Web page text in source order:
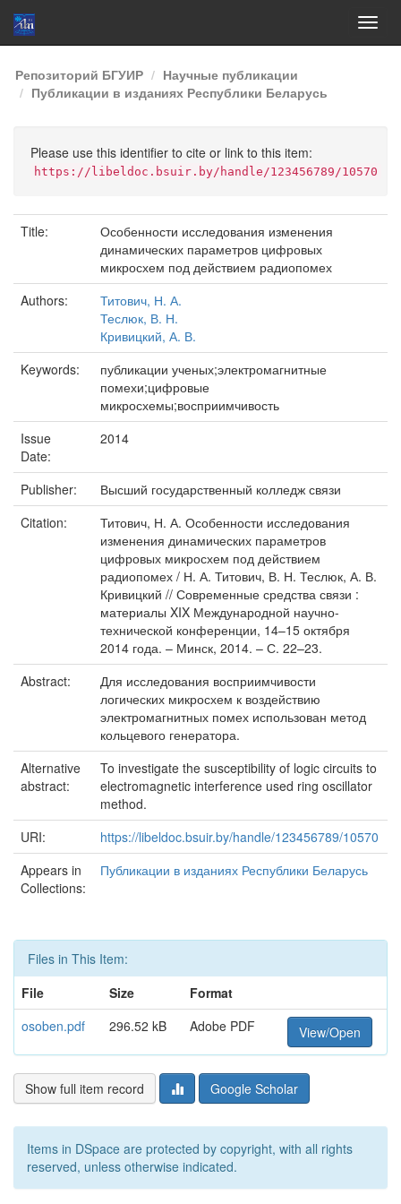
Skip
navigation
Репозиторий БГУИР
Научные публикации
Публикации в изданиях Республики Беларусь
Please use this identifier to cite or link to this item:
https://libeldoc.bsuir.by/handle/123456789/10570
Title:
Особенности исследования изменения
динамических параметров цифровых
микросхем под действием радиопомех
Authors:
Титович, Н. А.
Теслюк, В. Н.
Кривицкий, А. В.
Keywords:
публикации ученых;электромагнитные
помехи;цифровые
микросхемы;восприимчивость
Issue
Date:
2014
Publisher:
Высший государственный колледж связи
Citation:
Титович, Н. А. Особенности исследования
изменения динамических параметров
цифровых микросхем под действием
радиопомех / Н. А. Титович, В. Н. Теслюк, А. В.
Кривицкий // Современные средства связи :
материалы XIX Международной научно-
технической конференции, 14–15 октября
2014 года. – Минск, 2014. – С. 22–23.
Abstract:
Для исследования восприимчивости
логических микросхем к воздействию
электромагнитных помех использован метод
кольцевого генератора.
Alternative
abstract:
To investigate the susceptibility of logic circuits to
electromagnetic interference used ring oscillator
method.
URI:
https://libeldoc.bsuir.by/handle/123456789/10570
Appears in
Collections:
Публикации в изданиях Республики Беларусь
Files in This Item:
File
Size
Format
osoben.pdf
296.52 kB Adobe PDF View/Open
Show full item record Google Scholar
Items in DSpace are protected by copyright, with all rights
reserved, unless otherwise indicated.